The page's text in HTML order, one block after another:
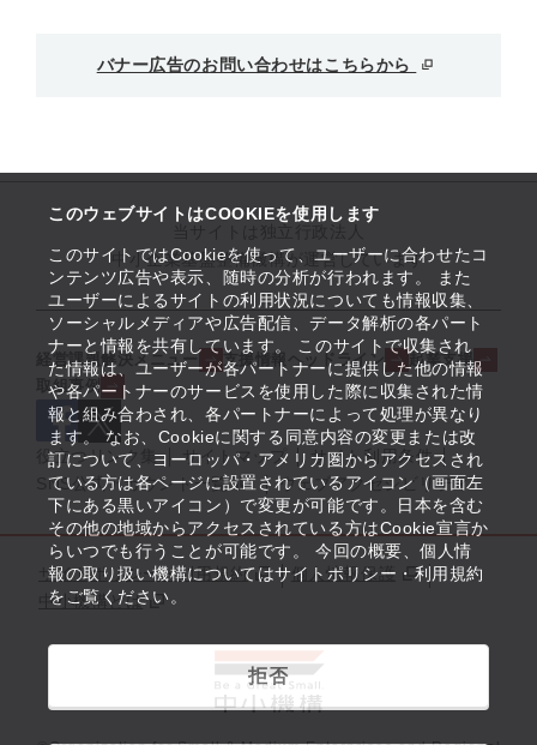
このウェブサイトはCOOKIEを使用します
このサイトではCookieを使って、ユーザーに合わせたコ
ンテンツ広告や表示、随時の分析が行われます。 また
ユーザーによるサイトの利用状況についても情報収集、
ソーシャルメディアや広告配信、データ解析の各パート
ナーと情報を共有しています。 このサイトで収集され
た情報は、ユーザーが各パートナーに提供した他の情報
や各パートナーのサービスを使用した際に収集された情
報と組み合わされ、各パートナーによって処理が異なり
ます。 なお、Cookieに関する同意内容の変更または改
訂について、ヨーロッパ・アメリカ圏からアクセスされ
ている方は各ページに設置されているアイコン（画面左
下にある黒いアイコン）で変更が可能です。日本を含む
その他の地域からアクセスされている方はCookie宣言か
らいつでも行うことが可能です。 今回の概要、個人情
報の取り扱い機構についてはサイトポリシー・利用規約
をご覧ください。
拒否
バナー広告のお問い合わせはこちらから
中小企業基盤整備機構が運営しています
経営課題解決メニュー 支援情報ヘッドライン
起業支援
取組事例
役立つリンク集 サイトマップ
サイト利用条件
SNS公式アカウント一覧
ウェブアクセシビリティ
サイトポリシー・利用規約
個人情報保護
中小機構とは